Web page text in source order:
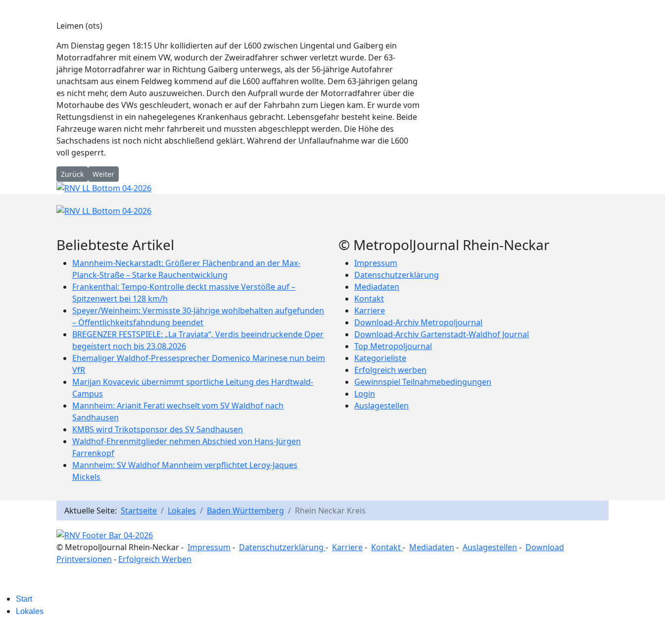
Leimen (ots)
Am Dienstag gegen 18:15 Uhr kollidierten auf der L600 zwischen Lingental und Gaiberg ein
Motorradfahrer mit einem VW, wodurch der Zweiradfahrer schwer verletzt wurde. Der 63-
jährige Motorradfahrer war in Richtung Gaiberg unterwegs, als der 56-jährige Autofahrer
unachtsam aus einem Feldweg kommend auf die L600 auffahren wollte. Dem 63-Jährigen gelang
es nicht mehr, dem Auto auszuweichen. Durch den Aufprall wurde der Motorradfahrer über die
Motorhaube des VWs geschleudert, wonach er auf der Fahrbahn zum Liegen kam. Er wurde vom
Rettungsdienst in ein nahegelegenes Krankenhaus gebracht. Lebensgefahr besteht keine. Beide
Fahrzeuge waren nicht mehr fahrbereit und mussten abgeschleppt werden. Die Höhe des
Sachschadens ist noch nicht abschließend geklärt. Während der Unfallaufnahme war die L600
voll gesperrt.
Vorheriger Beitrag: Kreisforstamt: Wellenbad oder Zahlenwirrwar? Wie weiße Sprühfarbe Waldbewohnern hilft / Gemeinde Wiesenbach setzt Alt- und Totholzkonzept erfolgreich um
Zurück Nächster Beitrag: POL-MA: Waldwimmersbach/Rhein-Neckar-Kreis/K4101: Vollsperrung nach Verkehrsunfall
Weiter
Beliebteste Artikel
Mannheim-Neckarstadt: Größerer Flächenbrand an der Max-
Planck-Straße – Starke Rauchentwicklung
Frankenthal: Tempo-Kontrolle deckt massive Verstöße auf –
Spitzenwert bei 128 km/h
Speyer/Weinheim: Vermisste 30-Jährige wohlbehalten aufgefunden
– Öffentlichkeitsfahndung beendet
BREGENZER FESTSPIELE: „La Traviata“, Verdis beeindruckende Oper
begeistert noch bis 23.08.2026
Ehemaliger Waldhof-Pressesprecher Domenico Marinese nun beim
VfR
Marijan Kovacevic übernimmt sportliche Leitung des Hardtwald-
Campus
Mannheim: Arianit Ferati wechselt vom SV Waldhof nach
Sandhausen
KMBS wird Trikotsponsor des SV Sandhausen
Waldhof-Ehrenmitglieder nehmen Abschied von Hans-Jürgen
Farrenkopf
Mannheim: SV Waldhof Mannheim verpflichtet Leroy-Jaques
Mickels
© MetropolJournal Rhein-Neckar
Impressum
Datenschutzerklärung
Mediadaten
Kontakt
Karriere
Download-Archiv Metropoljournal
Download-Archiv Gartenstadt-Waldhof Journal
Top Metropoljournal
Kategorieliste
Erfolgreich werben
Gewinnspiel Teilnahmebedingungen
Login
Auslagestellen
Aktuelle Seite: Startseite Lokales Baden Württemberg Rhein Neckar Kreis
© MetropolJournal Rhein-Neckar - Impressum - Datenschutzerklärung - Karriere- Kontakt- Mediadaten - Auslagestellen - Download
Printversionen - Erfolgreich Werben
Start
Lokales